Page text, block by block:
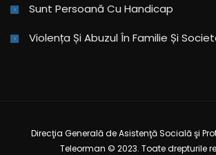
Sunt Persoană Cu Handicap
Violența Și Abuzul În Familie Și
Direcţia Generală de Asistenţă Socială şi
Teleorman © 2023. Toate drepturile